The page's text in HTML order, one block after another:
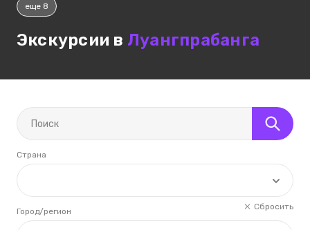
еще 8
Экскурсии в Луангпрабанга
Страна
Сбросить
Город/регион